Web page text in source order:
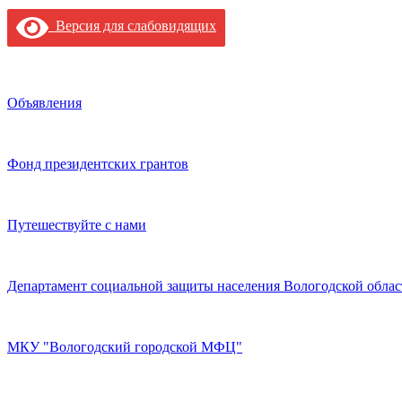
Версия для слабовидящих
Объявления
Фонд президентских грантов
Путешествуйте с нами
Департамент социальной защиты населения Вологодской
МКУ "Вологодский городской МФЦ"